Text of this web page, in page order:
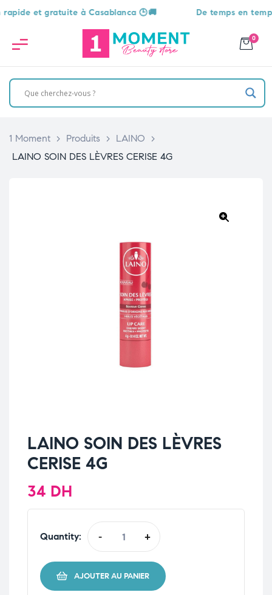
et gratuite à Casablanca 🕒🚚 De temps en temps,
0
1 Moment > Produits > LAINO
>
LAINO SOIN DES LÈVRES CERISE 4G
LAINO SOIN DES LÈVRES
CERISE 4G
34 DH
Quantity: - +
AJOUTER AU PANIER